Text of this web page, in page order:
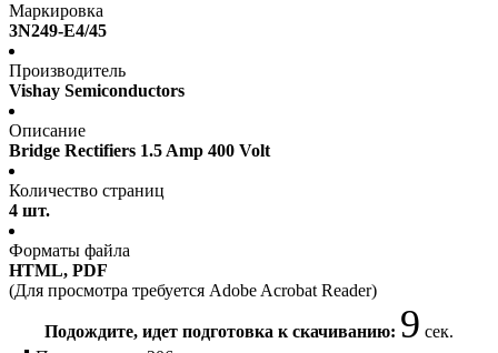
Маркировка
3N249-E4/45
Производитель
Vishay Semiconductors
Описание
Bridge Rectifiers 1.5 Amp 400 Volt
Количество страниц
4 шт.
Форматы файла
HTML, PDF
(Для просмотра требуется Adobe Acrobat Reader)
Подождите, идет подготовка к скачиванию: 9 сек.